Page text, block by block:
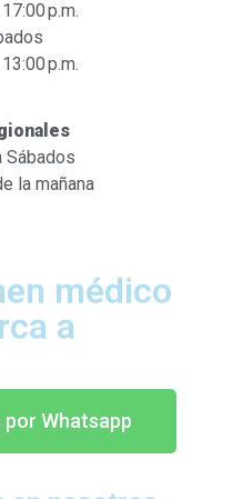
p.m.
p.m.
Sábados
la mañana
médico
a
Whatsapp